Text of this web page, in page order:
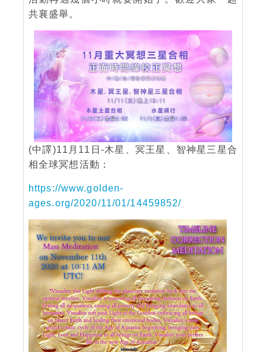
共襄盛舉。
(中譯)11月11日-木星、冥王星、智神星三星合
相全球冥想活動：
https://www.golden-
ages.org/2020/11/01/14459852/